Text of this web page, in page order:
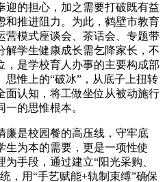
迎的担心，加之需要打破既有益
和推进阻力。为此，鹤壁市教育
营模式座谈会、茶话会、专题带
解学生健康成长需乞降家长，不
，是学校育人办事的主要构成部
思惟上的“破冰”，从底子上扭转
面认知，将工做坐位从被动施行
的思惟根本。
是校园餐的高压线，守牢底
生为本的需要，更是一项性使
手段，通过建立“阳光采购、
，用“手艺赋能+轨制束缚”确保